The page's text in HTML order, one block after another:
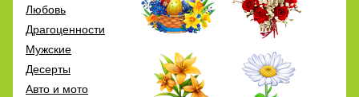
Любовь
Драгоценности
Мужские
Десерты
Авто и мото